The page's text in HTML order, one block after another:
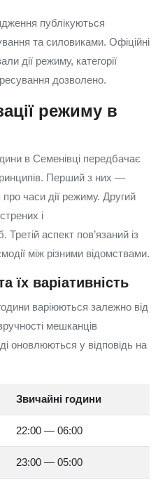
публікуються
та силовиками. Офіційні
дії режиму, категорії
дозволено.
режиму в
в Семенівці передбачає
Перший з них —
часи дії режиму. Другий
і
аспект пов’язаний із
між різними відомствами.
їх варіативність
варіюються залежно від
мешканців
оновлюються у відповідь на
Звичайні години
22:00 — 06:00
23:00 — 05:00